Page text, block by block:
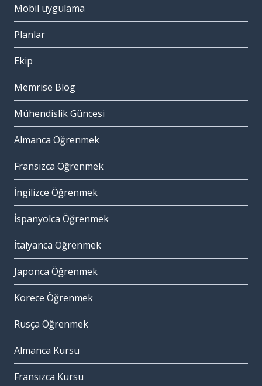
Mobil uygulama
Planlar
Ekip
Memrise Blog
Mühendislik Güncesi
Almanca Öğrenmek
Fransızca Öğrenmek
İngilizce Öğrenmek
İspanyolca Öğrenmek
İtalyanca Öğrenmek
Japonca Öğrenmek
Korece Öğrenmek
Rusça Öğrenmek
Almanca Kursu
Fransızca Kursu